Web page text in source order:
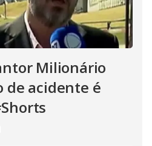
Milionário
de acidente é